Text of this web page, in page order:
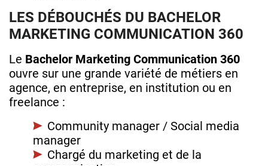
LES DÉBOUCHÉS DU BACHELOR
MARKETING COMMUNICATION 360
Le Bachelor Marketing Communication 360
ouvre sur une grande variété de métiers en
agence, en entreprise, en institution ou en
freelance :
Community manager / Social media
manager
Chargé du marketing et de la